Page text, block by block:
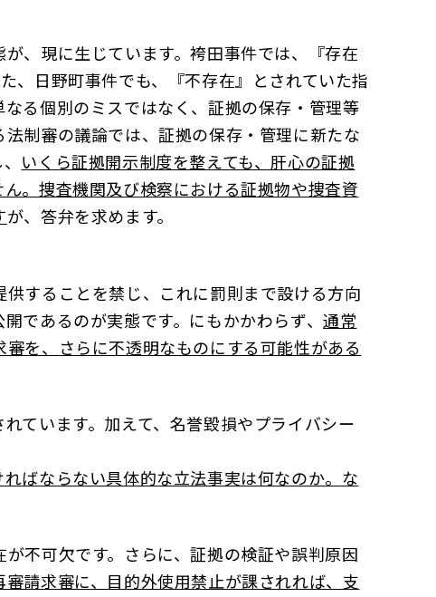
、現に生じています。袴田事件では、『存在
、日野町事件でも、『不存在』とされていた指
る個別のミスではなく、証拠の保存・管理等
制審の議論では、証拠の保存・管理に新たな
いくら証拠開示制度を整えても、肝心の証拠
。捜査機関及び検察における証拠物や捜査資
が、答弁を求めます。
することを禁じ、これに罰則まで設ける方向
であるのが実態です。にもかかわらず、通常
を、さらに不透明なものにする可能性がある
ています。加えて、名誉毀損やプライバシー
ばならない具体的な立法事実は何なのか。な
不可欠です。さらに、証拠の検証や誤判原因
請求審に、目的外使用禁止が課されれば、支